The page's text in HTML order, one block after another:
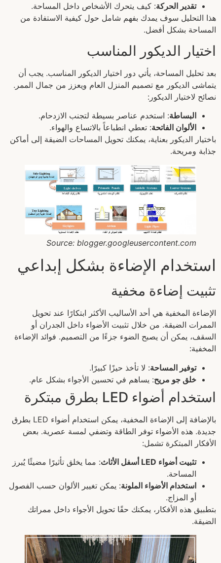
تقدير الحركة: كيف يتحرك الأشخاص داخل المساحة.
هذا التحليل سوف يمدك بفهم شامل حول كيفية الاستفادة من
المساحة بشكل أفضل.
اختيار الديكور المناسب
بعد تحليل المساحة، يأتي دور اختيار الديكور المناسب. يجب أن
يتماشى الديكور مع تصميم المنزل العام ويعزز من جمال الممر.
نصائح لاختيار الديكور:
البساطة: استخدم عناصر بسيطة لتجنب الازدحام.
الألوان الفاتحة: تعطي انطباعاً بالاتساع والهواء.
باختيار الديكور بعناية، يمكنك تحويل المساحات الضيقة إلى أماكن
جذابة ومريحة.
Source: blogger.googleusercontent.com
استخدام الإضاءة بشكل إبداعي
تثبيت إضاءة مخفية
الإضاءة المخفية هي أحد الأساليب الأكثر ابتكارًا عند تحويل
الممرات الضيقة. من خلال تثبيت الأضواء داخل الجدران أو
السقف، يمكن أن يصبح الضوء جزءًا من التصميم. فوائد الإضاءة
المخفية:
توفير المساحة: لا تأخذ حيزًا كبيرًا.
خلق جو مريح: يساهم في تحسين الأجواء بشكل عام.
استخدام أضواء LED بطرق مبتكرة
بالإضافة إلى الإضاءة المخفية، يمكن استخدام أضواء LED بطرق
جديدة. هذه الأضواء توفر الطاقة وتضفي لمسة عصرية. بعض
الأفكار المبتكرة تشمل:
تثبيت أضواء LED أسفل الأثاث
: مما يخلق تأثيرًا مضيئًا يُبرز
المساحة.
استخدام الأضواء الملونة: يمكن تغيير الألوان حسب الفصول
أو المزاج.
بتطبيق هذه الأفكار، يمكنك حقًا تحويل الأجواء داخل ممراتك
الضيقة.